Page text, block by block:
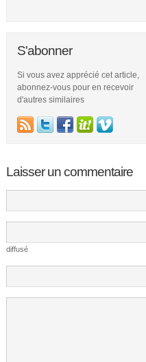
S'abonner
Si vous avez apprécié cet article,
abonnez-vous pour en recevoir
d'autres similaires
Laisser un commentaire
diffusé